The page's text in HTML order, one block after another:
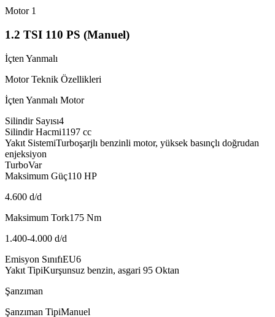
Motor 1
1.2 TSI 110 PS (Manuel)
İçten Yanmalı
Motor Teknik Özellikleri
İçten Yanmalı Motor
Silindir Sayısı4
Silindir Hacmi1197 cc
Yakıt SistemiTurboşarjlı benzinli motor, yüksek basınçlı doğrudan
enjeksiyon
TurboVar
Maksimum Güç110 HP
4.600 d/d
Maksimum Tork175 Nm
1.400-4.000 d/d
Emisyon SınıfıEU6
Yakıt TipiKurşunsuz benzin, asgari 95 Oktan
Şanzıman
Şanzıman TipiManuel